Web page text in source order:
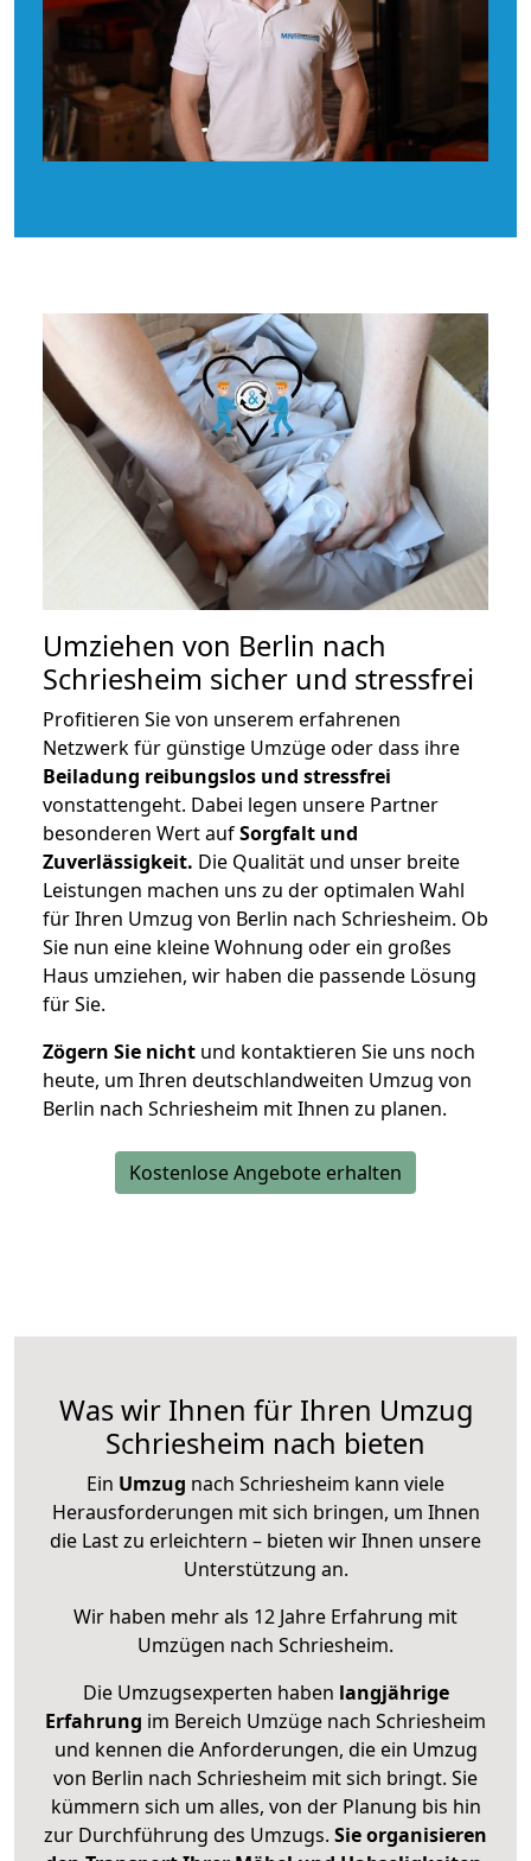
Umziehen von Berlin nach
Schriesheim sicher und stressfrei
Profitieren Sie von unserem erfahrenen
Netzwerk für günstige Umzüge oder dass ihre
Beiladung reibungslos und stressfrei
vonstattengeht. Dabei legen unsere Partner
besonderen Wert aufSorgfalt und
Zuverlässigkeit. Die Qualität und unser breite
Leistungen machen uns zu der optimalen Wahl
für Ihren Umzug von Berlin nach Schriesheim. Ob
Sie nun eine kleine Wohnung oder ein großes
Haus umziehen, wir haben die passende Lösung
für Sie.
Zögern Sie nicht und kontaktieren Sie uns noch
heute, um Ihren deutschlandweiten Umzug von
Berlin nach Schriesheim mit Ihnen zu planen.
Kostenlose Angebote erhalten
Was wir Ihnen für Ihren Umzug
Schriesheim nach bieten
Ein Umzug nach Schriesheim kann viele
Herausforderungen mit sich bringen, um Ihnen
die Last zu erleichtern – bieten wir Ihnen unsere
Unterstützung an.
Wir haben mehr als 12 Jahre Erfahrung mit
Umzügen nach Schriesheim.
Die Umzugsexperten haben langjährige
Erfahrung im Bereich Umzüge nach Schriesheim
und kennen die Anforderungen, die ein Umzug
von Berlin nach Schriesheim mit sich bringt. Sie
kümmern sich um alles, von der Planung bis hin
zur Durchführung des Umzugs. Sie organisieren